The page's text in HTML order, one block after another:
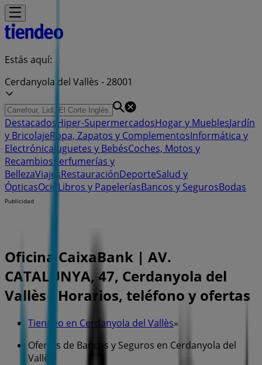
Estás aquí:
Cerdanyola del Vallès - 28001
DestacadosHiper-SupermercadosHogar y MueblesJardín
y BricolajeRopa, Zapatos y ComplementosInformática y
Electrónica Juguetes y BebésCoches, Motos y
Recambios Perfumerías y
BellezaViajesRestauraciónDeporteSalud y
ÓpticasOcio Libros y PapeleríasBancos y SegurosBodas
Publicidad
Oficina CaixaBank | AV.
CATALUNYA, 47, Cerdanyola del
Vallès - Horarios, teléfono y ofertas
Tiendeo en Cerdanyola del Vallès»
Ofertas de Bancos y Seguros en Cerdanyola del
Vallès